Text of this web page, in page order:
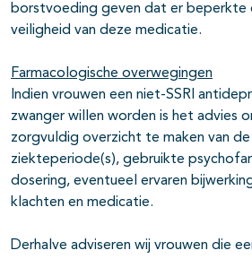
borstvoeding geven dat er beperkte
veiligheid van deze medicatie.
Farmacologische overwegingen
Indien vrouwen een niet-SSRI
zwanger willen worden is het advies
zorgvuldig overzicht te maken van
ziekteperiode(s), gebruikte
dosering, eventueel ervaren
klachten en medicatie.
Derhalve adviseren wij vrouwen die